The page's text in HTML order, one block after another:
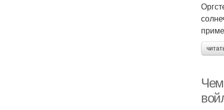
Чем